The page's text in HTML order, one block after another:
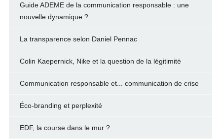
Guide ADEME de la communication responsable : une
nouvelle dynamique ?
La transparence selon Daniel Pennac
Colin Kaepernick, Nike et la question de la légitimité
Communication responsable et... communication de crise
Éco-branding et perplexité
EDF, la course dans le mur ?